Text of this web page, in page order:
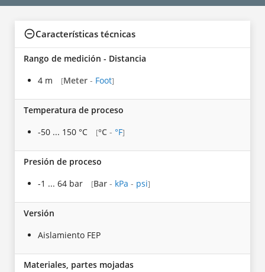
Características técnicas
Rango de medición - Distancia
4 m
[Meter - Foot]
Temperatura de proceso
-50 ... 150 °C
[°C - °F]
Presión de proceso
-1 ... 64 bar
[Bar - kPa - psi]
Versión
Aislamiento FEP
Materiales, partes mojadas